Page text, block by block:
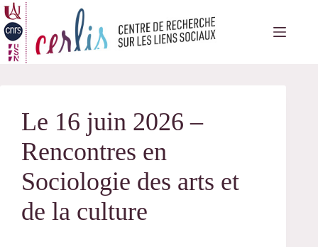
Passer
au
contenu
Le 16 juin 2026 –
Rencontres en
Sociologie des arts et
de la culture